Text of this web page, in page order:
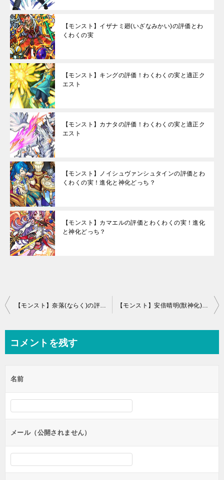
【モンスト】イザナミ廻(いざなみかい)の評価とわ
くわくの実
【モンスト】キングの評価！わくわくの実と適正ク
エスト
【モンスト】カナタの評価！わくわくの実と適正ク
エスト
【モンスト】ノイシュヴァンシュタインの評価とわ
くわくの実！進化と神化どっち？
【モンスト】カマエルの評価とわくわくの実！進化
と神化どっち？
投
ビ
ー
シ
ン
【モンスト】奈落(ならく)の評価と運極適正 【モンスト】安倍晴明(獣神化)の評価とわくわくの実
コメントを残す
名前
メール（公開されません）